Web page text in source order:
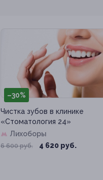
–30%
Чистка зубов в клинике
«Стоматология 24»
Лихоборы
6 600 руб. 4 620 руб.